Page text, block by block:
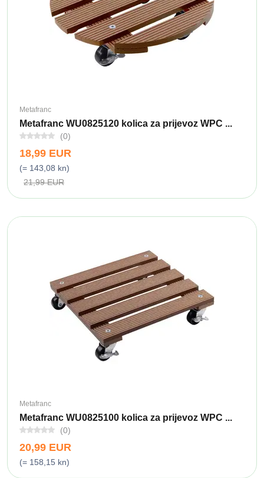
Metafranc
Metafranc WU0825120 kolica za prijevoz WPC ...
(0)
18,99 EUR
(= 143,08 kn)
21,99 EUR
Metafranc
Metafranc WU0825100 kolica za prijevoz WPC ...
(0)
20,99 EUR
(= 158,15 kn)